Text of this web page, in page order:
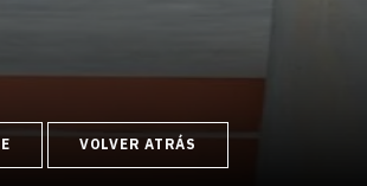
VOLVER ATRÁS